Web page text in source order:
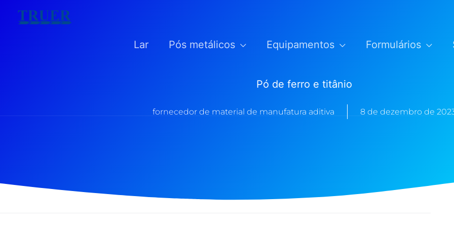
para
Lar Pós metálicos Equipamentos Formulários
Pó de ferro e titânio
fornecedor de material de manufatura aditiva 8 de dezembro de